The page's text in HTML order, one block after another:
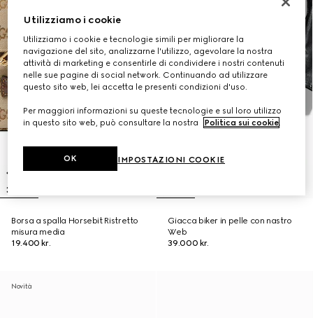
Borsa a spalla Horsebit Ristretto
misura media
19.400 kr.
Giacca biker in pelle con nastro
Web
39.000 kr.
Novità
Utilizziamo i cookie
Utilizziamo i cookie e tecnologie simili per migliorare la
navigazione del sito, analizzarne l'utilizzo, agevolare la nostra
attività di marketing e consentirle di condividere i nostri contenuti
nelle sue pagine di social network. Continuando ad utilizzare
questo sito web, lei accetta le presenti condizioni d'uso.
Per maggiori informazioni su queste tecnologie e sul loro utilizzo
in questo sito web, può consultare la nostra
Politica sui cookie.
IMPOSTAZIONI COOKIE
OK